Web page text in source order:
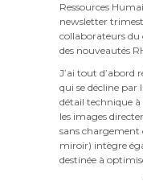
Ressources
newsletter
collaborateurs du
des nouveautés
J’ai tout d’abord
qui se décline par
détail technique
les images
sans chargement
miroir) intègre
destinée à